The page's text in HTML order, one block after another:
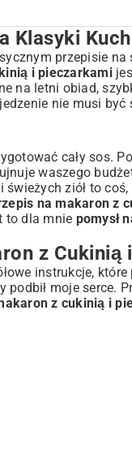
Klasyki
przepisie na
i pieczarkami
na letni obiad,
nie musi
cały sos.
waszego
ziół to
na makaron z
to dla mnie pomysł
z Cukinią
instrukcje,
podbił moje serce.
z cukinią i